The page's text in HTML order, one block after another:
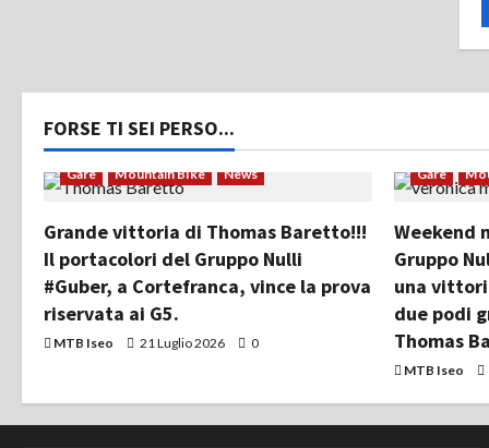
FORSE TI SEI PERSO...
Gare Mountain Bike News
Grande vittoria di Thomas Baretto!!!
Il portacolori del Gruppo Nulli
#Guber, a Cortefranca, vince la prova
riservata ai G5.
MTB Iseo 21 Luglio 2026 0
Gare
Weekend
Gruppo
una
due podi
Thomas
MTB Iseo